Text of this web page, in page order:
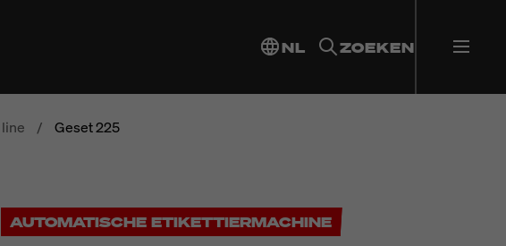
NL ZOEKEN
/ Geset 225
AUTOMATISCHE ETIKETTIERMACHINE